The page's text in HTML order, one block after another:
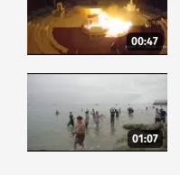
00:47
01:07